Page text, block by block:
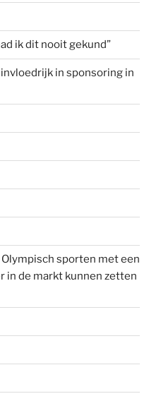
ik dit nooit gekund”
in sponsoring in
Olympisch sporten met een
in de markt kunnen zetten